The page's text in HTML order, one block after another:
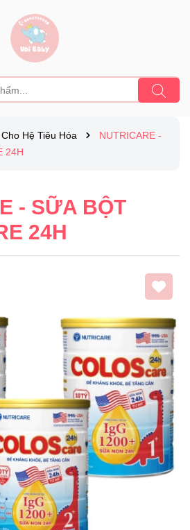
Hệ Tiêu Hóa
NUTRICARE -
24H
- SỮA BỘT
24H